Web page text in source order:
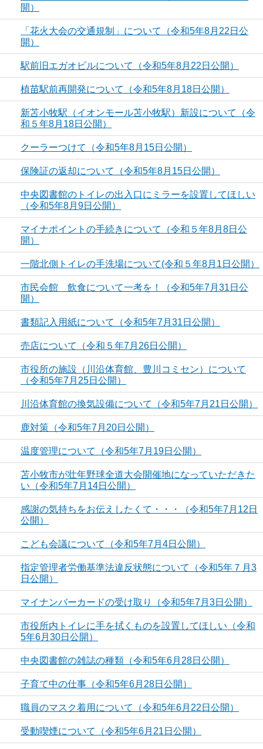
開）
「花火大会の交通規制」について（令和5年8月22日公
開）
駅前旧エガオビルについて（令和5年8月22日公開）
植苗駅前再開発について（令和5年8月18日公開）
新苫小牧駅（イオンモール苫小牧駅）新設について（令
和５年8月18日公開）
クーラーつけて（令和5年8月15日公開）
保険証の返却について（令和5年8月15日公開）
中央図書館のトイレの出入口にミラーを設置してほしい
（令和5年8月9日公開）
マイナポイントの手続きについて（令和５年8月8日公
開）
一階北側トイレの手洗場について(令和５年8月1日公開）
市民会館 飲食について一考を！（令和5年7月31日公
開）
書類記入用紙について（令和5年7月31日公開）
売店について（令和５年7月26日公開）
市役所の施設（川沿体育館、豊川コミセン）について
（令和5年7月25日公開）
川沿体育館の換気設備について（令和5年7月21日公開）
鹿対策（令和5年7月20日公開）
温度管理について（令和5年7月19日公開）
苫小牧市が壮年野球全道大会開催地になっていただきた
い（令和5年7月14日公開）
感謝の気持ちをお伝えしたくて・・・（令和5年7月12日
公開）
こども会議について（令和5年7月4日公開）
指定管理者労働基準法違反状態について（令和5年７月3
日公開）
マイナンバーカードの受け取り（令和5年7月3日公開）
市役所内トイレに手を拭くものを設置してほしい（令和
5年6月30日公開）
中央図書館の雑誌の種類（令和5年6月28日公開）
子育て中の仕事（令和5年6月28日公開）
職員のマスク着用について（令和5年6月22日公開）
受動喫煙について（令和5年6月21日公開）